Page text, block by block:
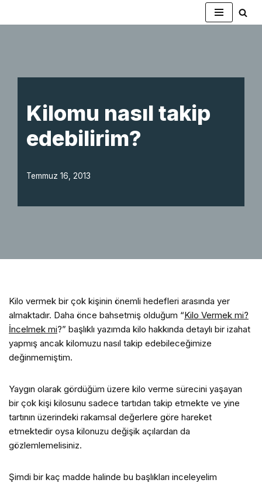
Kilomu nasıl takip
edebilirim?
Temmuz 16, 2013
Kilo vermek bir çok kişinin önemli hedefleri arasında yer
almaktadır. Daha önce bahsetmiş olduğum “Kilo Vermek mi?
İncelmek mi?” başlıklı yazımda kilo hakkında detaylı bir izahat
yapmış ancak kilomuzu nasıl takip edebileceğimize
değinmemiştim.
Yaygın olarak gördüğüm üzere kilo verme sürecini yaşayan
bir çok kişi kilosunu sadece tartıdan takip etmekte ve yine
tartının üzerindeki rakamsal değerlere göre hareket
etmektedir oysa kilonuzu değişik açılardan da
gözlemlemelisiniz.
Şimdi bir kaç madde halinde bu başlıkları inceleyelim